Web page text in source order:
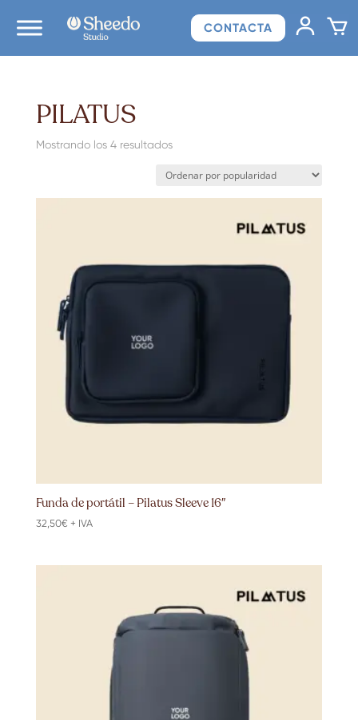
CONTACTA
PILATUS
Mostrando los 4 resultadosOrdenado
popularidad
Funda de portátil – Pilatus Sleeve 16″
32,50€ + IVA